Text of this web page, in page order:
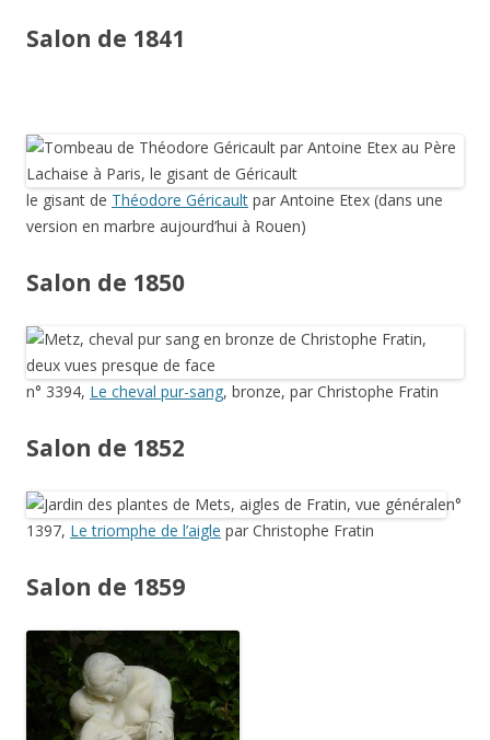
Salon de 1841
le gisant de Théodore Géricault par Antoine Etex (dans une
version en marbre aujourd’hui à Rouen)
Salon de 1850
n° 3394, Le cheval pur-sang, bronze, par Christophe Fratin
Salon de 1852
n°
1397, Le triomphe de l’aigle par Christophe Fratin
Salon de 1859